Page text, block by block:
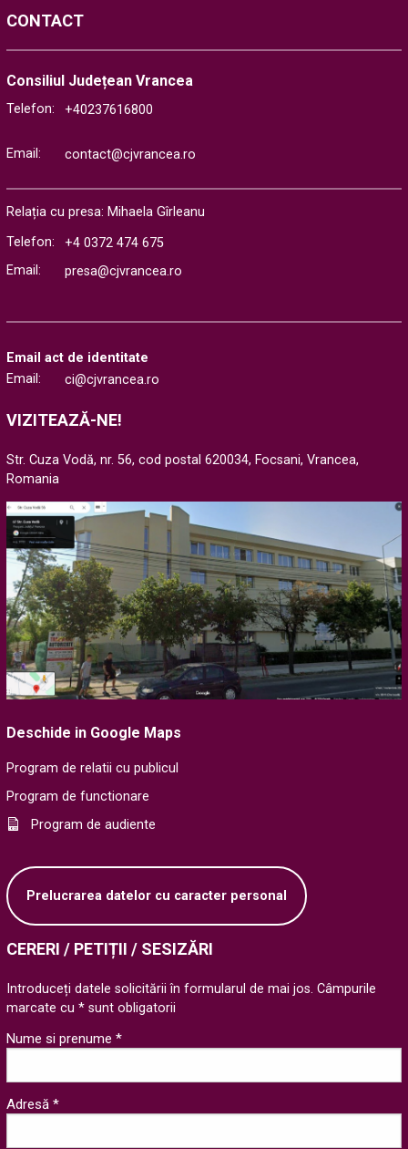
CONTACT
Consiliul Județean Vrancea
Telefon: +40237616800
Email: contact@cjvrancea.ro
Relația cu presa: Mihaela Gîrleanu
Telefon:
+4 0372 474 675
Email:
presa@cjvrancea.ro
Email act de identitate
Email:
ci@cjvrancea.ro
VIZITEAZĂ-NE!
Str. Cuza Vodă, nr. 56, cod postal 620034, Focsani, Vrancea,
Romania
Deschide in Google Maps
Program de relatii cu publicul
Program de functionare
Program de audiente
Prelucrarea datelor cu caracter personal
CERERI / PETIȚII / SESIZĂRI
Introduceți datele solicitării în formularul de mai jos. Câmpurile
marcate cu * sunt obligatorii
Nume si prenume *
Adresă *